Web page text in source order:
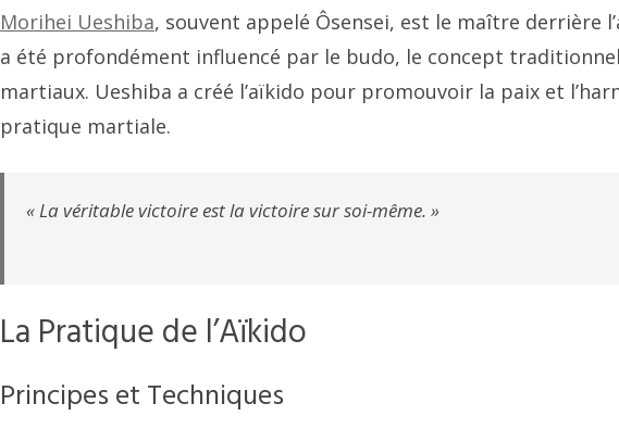
Morihei Ueshiba, souvent appelé Ôsensei, est le maître derrière
a été profondément influencé par le budo, le concept
martiaux. Ueshiba a créé l’aïkido pour promouvoir la paix et
pratique martiale.
« La véritable victoire est la victoire sur soi-même. »
La Pratique de l’Aïkido
Principes et Techniques